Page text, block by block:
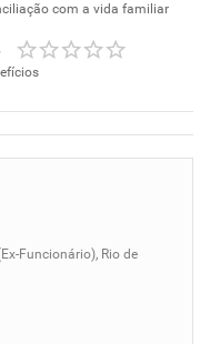
com a vida familiar
Funcionário), Rio de